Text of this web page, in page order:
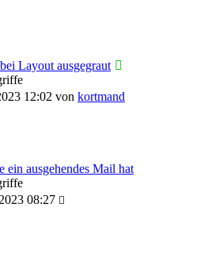
Layout ausgegraut
12:02 von kortmand
ein ausgehendes Mail hat
08:27